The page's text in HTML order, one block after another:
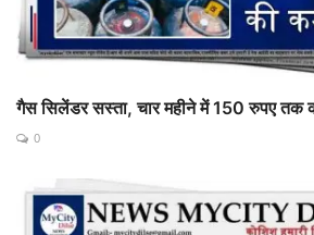
गैस सिलेंडर सस्ता, चार महीने में 150 रुपए तक
0